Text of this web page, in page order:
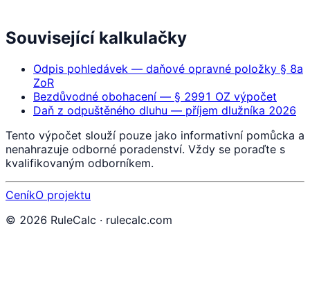
Související kalkulačky
Odpis pohledávek — daňové opravné položky § 8a
ZoR
Bezdůvodné obohacení — § 2991 OZ výpočet
Daň z odpuštěného dluhu — příjem dlužníka 2026
Tento výpočet slouží pouze jako informativní pomůcka a
nenahrazuje odborné poradenství. Vždy se poraďte s
kvalifikovaným odborníkem.
CeníkO projektu
© 2026 RuleCalc · rulecalc.com